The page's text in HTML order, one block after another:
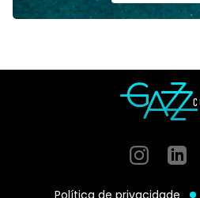
Instagram
Política de privacidade